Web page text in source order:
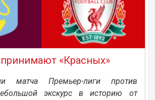
«Красных»
матча Премьер-лиги против
экскурс в историю от